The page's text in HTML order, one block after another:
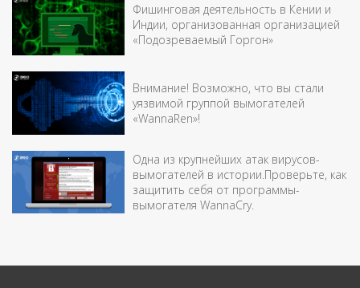
Фишинговая деятельность в Кении и
Индии, организованная организацией
«Подозреваемый Горгон»
Внимание! Возможно, что вы стали
уязвимой группой вымогателей
«WannaRen»!
Одна из крупнейших атак вирусов-
вымогателей в истории.Проверьте, как
защитить себя от программы-
вымогателя WannaCry.